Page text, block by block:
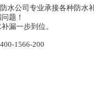
水公司专业承接各种防水
题！
漏一步到位。
1566-200